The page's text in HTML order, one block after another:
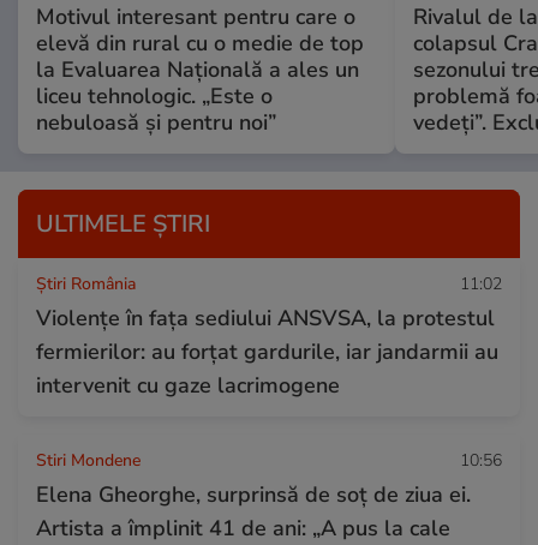
Motivul interesant pentru care o
elevă din rural cu o medie de top
la Evaluarea Națională a ales un
liceu tehnologic. „Este o
nebuloasă și pentru noi”
Rivalul de
colapsul
sezonului
problemă
vedeți”.
ULTIMELE ȘTIRI
Știri România 11:02
Violențe în fața sediului ANSVSA, la protestul
fermierilor: au forțat gardurile, iar jandarmii au
intervenit cu gaze lacrimogene
Stiri Mondene 10:56
Elena Gheorghe, surprinsă de soț de ziua ei.
Artista a împlinit 41 de ani: „A pus la cale